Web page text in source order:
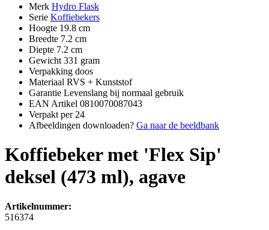
Merk Hydro Flask
Serie Koffiebekers
Hoogte 19.8 cm
Breedte 7.2 cm
Diepte 7.2 cm
Gewicht 331 gram
Verpakking doos
Materiaal RVS + Kunststof
Garantie Levenslang bij normaal gebruik
EAN Artikel 0810070087043
Verpakt per 24
Afbeeldingen downloaden? Ga naar de beeldbank
Koffiebeker met 'Flex Sip'
deksel (473 ml), agave
Artikelnummer:
516374